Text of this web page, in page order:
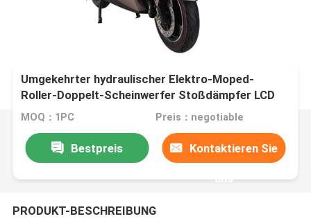
Umgekehrter hydraulischer Elektro-Moped-
Roller-Doppelt-Scheinwerfer Stoßdämpfer LCD
Speedmeter 1500W
MOQ：1PC Preis：negotiable
Bestpreis Kontaktieren Sie
uns
PRODUKT-BESCHREIBUNG